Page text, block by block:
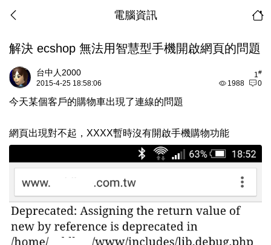
電腦資訊
解決 ecshop 無法用智慧型手機開啟網頁的問題
1#
台中人2000
1988 0
2015-4-25 18:58:06
今天某個客戶的購物車出現了連線的問題
網頁出現對不起，XXXX暫時沒有開啟手機購物功能